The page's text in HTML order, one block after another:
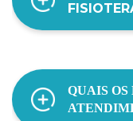
QUAIS